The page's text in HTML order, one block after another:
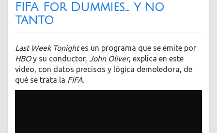
FIFA For Dummies… y no
tanto
Last Week Tonightes un programa que se emite por
HBOy su conductor, John Oliver, explica en este
video, con datos precisos y lógica demoledora, de
qué se trata la FIFA.